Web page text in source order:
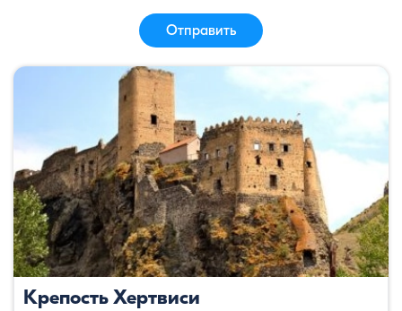
Отправить
Крепость Хертвиси